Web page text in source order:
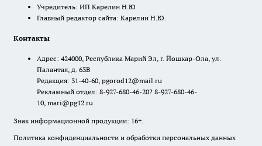
Учредитель: ИП Карелин Н.Ю
Главный редактор сайта: Карелин Н.Ю.
Контакты
Адрес: 424000, Республика Марий Эл, г. Йошкар-Ола, ул.
Палантая, д. 63В
Редакция: 31-40-60, pgorod12@mail.ru
Рекламный отдел: 8-927-680-46-20? 8-927-680-46-
10, mari@pg12.ru
Знак информационной продукции: 16+.
Политика конфиденциальности и обработки персональных данных